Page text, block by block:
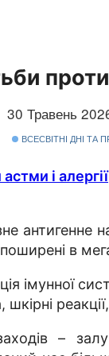
проти
30 Травень
ВСЕСВІТНІ ДНІ ТА
в
імунної
шкірні
–